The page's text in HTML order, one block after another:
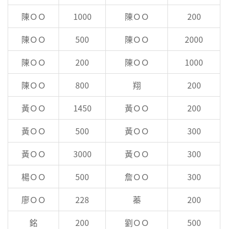
陳ＯＯ
1000 陳ＯＯ
200
陳ＯＯ
500 陳ＯＯ
2000
陳ＯＯ
200 陳ＯＯ
1000
陳ＯＯ
800 翔
200
黃ＯＯ
1450 黃ＯＯ
200
黃ＯＯ
500 黃ＯＯ
300
黃ＯＯ
3000 黃ＯＯ
300
楊ＯＯ
500 詹ＯＯ
300
廖ＯＯ
228 蓁
200
銘
200 劉ＯＯ
500